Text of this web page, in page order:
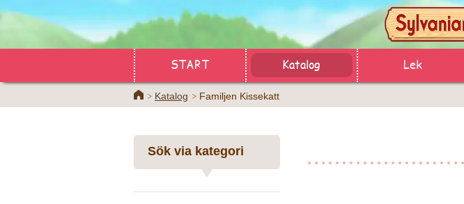
START Katalog Lek
HomeKatalog Familjen Kissekatt
Sök via kategori